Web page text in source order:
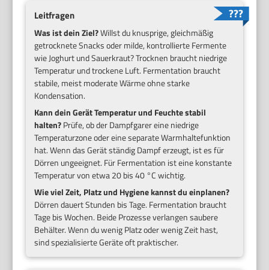
Leitfragen
Was ist dein Ziel?Willst du knusprige, gleichmäßig
getrocknete Snacks oder milde, kontrollierte Fermente
wie Joghurt und Sauerkraut? Trocknen braucht niedrige
Temperatur und trockene Luft. Fermentation braucht
stabile, meist moderate Wärme ohne starke
Kondensation.
Kann dein Gerät Temperatur und Feuchte stabil
halten?Prüfe, ob der Dampfgarer eine niedrige
Temperaturzone oder eine separate Warmhaltefunktion
hat. Wenn das Gerät ständig Dampf erzeugt, ist es für
Dörren ungeeignet. Für Fermentation ist eine konstante
Temperatur von etwa 20 bis 40 °C wichtig.
Wie viel Zeit, Platz und Hygiene kannst du einplanen?
Dörren dauert Stunden bis Tage. Fermentation braucht
Tage bis Wochen. Beide Prozesse verlangen saubere
Behälter. Wenn du wenig Platz oder wenig Zeit hast,
sind spezialisierte Geräte oft praktischer.